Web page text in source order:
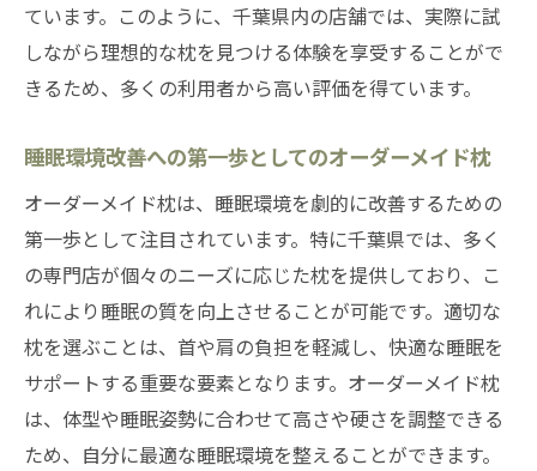
ています。このように、千葉県内の店舗では、実際に試
しながら理想的な枕を見つける体験を享受することがで
きるため、多くの利用者から高い評価を得ています。
睡眠環境改善への第一歩としてのオーダーメイド枕
オーダーメイド枕は、睡眠環境を劇的に改善するための
第一歩として注目されています。特に千葉県では、多く
の専門店が個々のニーズに応じた枕を提供しており、こ
れにより睡眠の質を向上させることが可能です。適切な
枕を選ぶことは、首や肩の負担を軽減し、快適な睡眠を
サポートする重要な要素となります。オーダーメイド枕
は、体型や睡眠姿勢に合わせて高さや硬さを調整できる
ため、自分に最適な睡眠環境を整えることができます。